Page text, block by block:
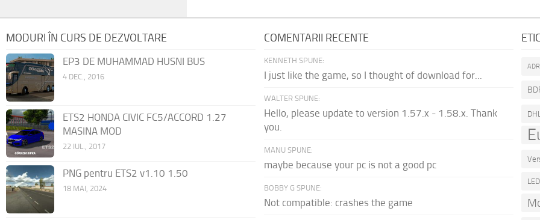
MODURI ÎN CURS DE DEZVOLTARE
EP3 DE MUHAMMAD HUSNI BUS
4 DEC., 2016
ETS2 HONDA CIVIC FC5/ACCORD 1.27
MASINA MOD
22 IUL., 2017
PNG pentru ETS2 v1.10 1.50
18 MAI, 2024
COMENTARII RECENTE
KENNETH SPUNE:
I just like the game, so I thought of download for...
WALTER SPUNE:
Hello, please update to version 1.57.x - 1.58.x. Thank
you.
MANU SPUNE:
maybe because your pc is not a good pc
BOBBY G SPUNE:
Not compatible: crashes the game
ADR
LED